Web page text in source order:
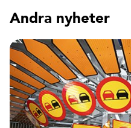
Andra nyheter